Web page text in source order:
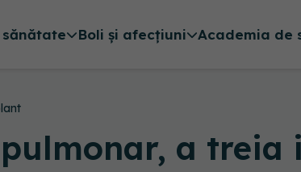
sănătate Boli și afecțiuni Academia de
a